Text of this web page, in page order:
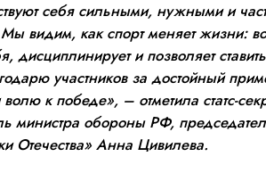
себя сильными, нужными и
видим, как спорт меняет жизни:
дисциплинирует и позволяет
участников за достойный
волю к победе», – отметила статс-
министра обороны РФ,
Отечества» Анна Цивилева.